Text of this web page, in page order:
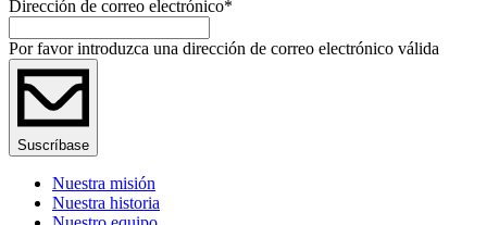
Dirección de correo electrónico*
Por favor introduzca una dirección de correo electrónico válida
Suscríbase
Nuestra misión
Nuestra historia